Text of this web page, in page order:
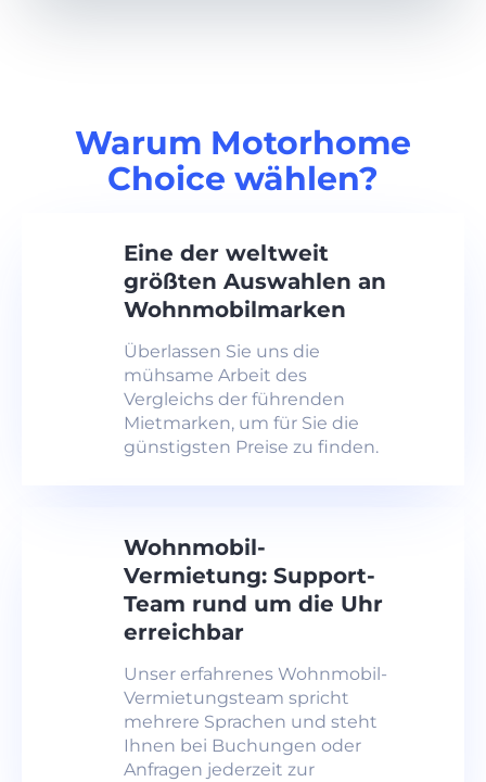
Warum Motorhome
Choice wählen?
Eine der weltweit
größten Auswahlen an
Wohnmobilmarken
Überlassen Sie uns die
mühsame Arbeit des
Vergleichs der führenden
Mietmarken, um für Sie die
günstigsten Preise zu finden.
Wohnmobil-
Vermietung: Support-
Team rund um die Uhr
erreichbar
Unser erfahrenes Wohnmobil-
Vermietungsteam spricht
mehrere Sprachen und steht
Ihnen bei Buchungen oder
Anfragen jederzeit zur